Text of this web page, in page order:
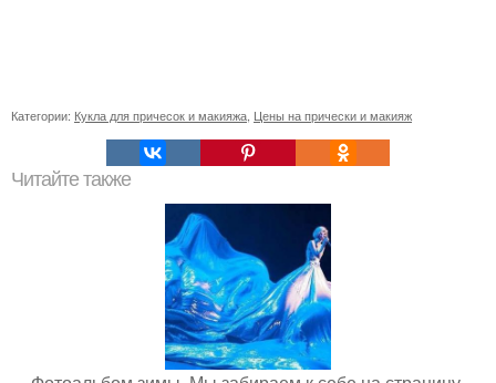
Категории: Кукла для причесок и макияжа Цены на прически и макияж
Читайте также